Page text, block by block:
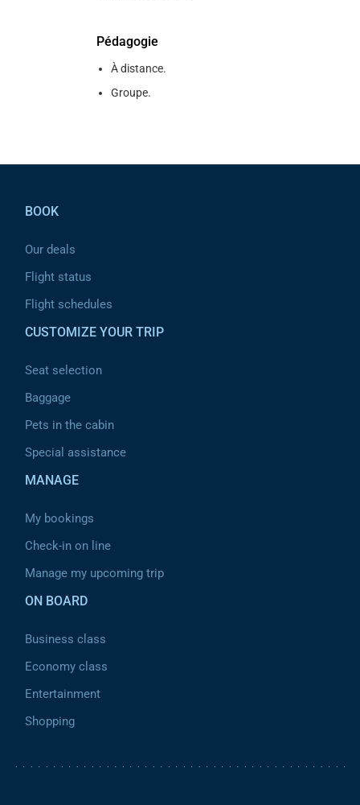
Pédagogie
À distance.
Groupe.
BOOK
Our deals
Flight status
Flight schedules
CUSTOMIZE YOUR TRIP
Seat selection
Baggage
Pets in the cabin
Special assistance
MANAGE
My bookings
Check-in on line
Manage my upcoming trip
ON BOARD
Business class
Economy class
Entertainment
Shopping